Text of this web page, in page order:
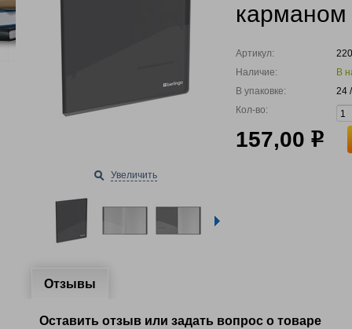
Увеличить
карманом
Артикул:
Наличие:
В
В упаковке:
24
Кол-во:
157,00 р
Отзывы
Оставить отзыв или задать вопрос о товаре